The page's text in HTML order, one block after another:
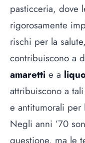
pasticceria, dove
rigorosamente
rischi per la
contribuiscono a
amaretti e a
attribuiscono a
e antitumorali per
Negli anni ’70